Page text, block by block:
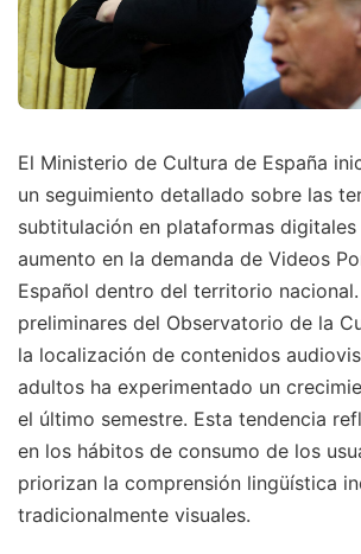
El Ministerio de Cultura de España
un seguimiento detallado sobre las
subtitulación en plataformas
aumento en la demanda de Videos
Español dentro del territorio
preliminares del Observatorio de la
la localización de contenidos
adultos ha experimentado un
el último semestre. Esta tendencia
en los hábitos de consumo de los
priorizan la comprensión lingüística
tradicionalmente visuales.